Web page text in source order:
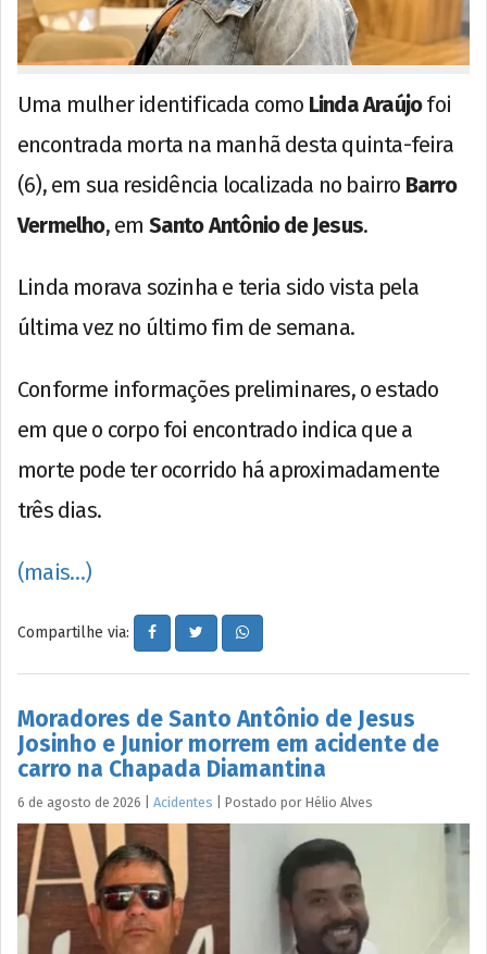
Uma mulher identificada como Linda Araújofoi
encontrada morta na manhã desta quinta-feira
(6), em sua residência localizada no bairro Barro
Vermelho, em Santo Antônio de Jesus.
Linda morava sozinha e teria sido vista pela
última vez no último fim de semana.
Conforme informações preliminares, o estado
em que o corpo foi encontrado indica que a
morte pode ter ocorrido há aproximadamente
três dias.
(mais…)
Compartilhe via:
Moradores de Santo Antônio de Jesus
Josinho e Junior morrem em acidente de
carro na Chapada Diamantina
6 de agosto de 2026 Acidentes Postado por Hélio Alves